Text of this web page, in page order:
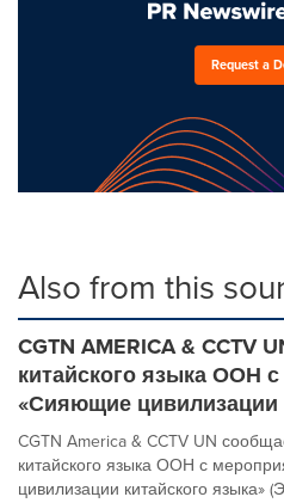
Request a
Also from this
CGTN AMERICA & CCTV
китайского языка ООН
«Сияющие цивилизации
CGTN America & CCTV UN
китайского языка ООН с
цивилизации китайского языка»